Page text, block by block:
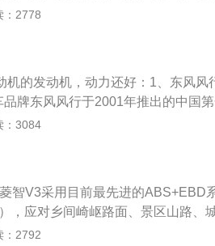
，并且提供7座及9座车型。
最大功率122马力，峰值扭矩为138
1.6L自然吸气发动机，最大功率83
国V排放。传动系统均匹配一台5速
业主和中小企业、以及市、县乡基
重用车需求。
：2778
机的发动机，动力还好：1、东风风
牌东风风行于2001年推出的中国
向公商务市场的风行菱智。2006年
大号城市代步家轿景逸XL。2011年
批节能汽车推广目录”；3、2012年4
上市。2013年3月东风风行对小
量MPV细分市场，推出1.5L菱智V3
车市场的战略车型、定位为“首席公
：3084
智V3采用目前最先进的ABS+EBD
，应对乡间崎岖路面、景区山路、
打滑状况，保证了行车安全；2、国
：2792